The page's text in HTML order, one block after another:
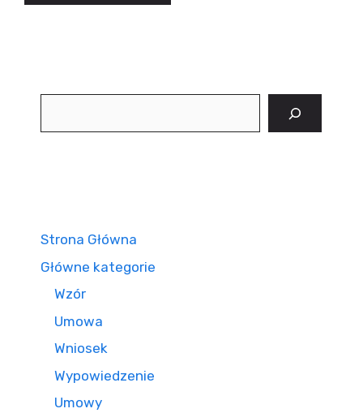
Strona Główna
Główne kategorie
Wzór
Umowa
Wniosek
Wypowiedzenie
Umowy